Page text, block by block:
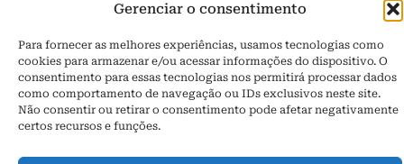
Gerenciar o consentimento
Para fornecer as melhores experiências, usamos tecnologias como
cookies para armazenar e/ou acessar informações do dispositivo. O
consentimento para essas tecnologias nos permitirá processar dados
como comportamento de navegação ou IDs exclusivos neste site.
Não consentir ou retirar o consentimento pode afetar negativamente
certos recursos e funções.